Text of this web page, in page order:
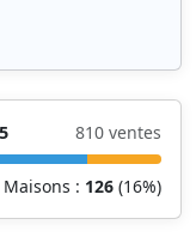
810 ventes
Maisons : 126 (16%)